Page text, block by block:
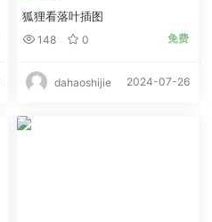
狐狸看落叶插图
148 0 免费
dahaoshijie 2024-07-26